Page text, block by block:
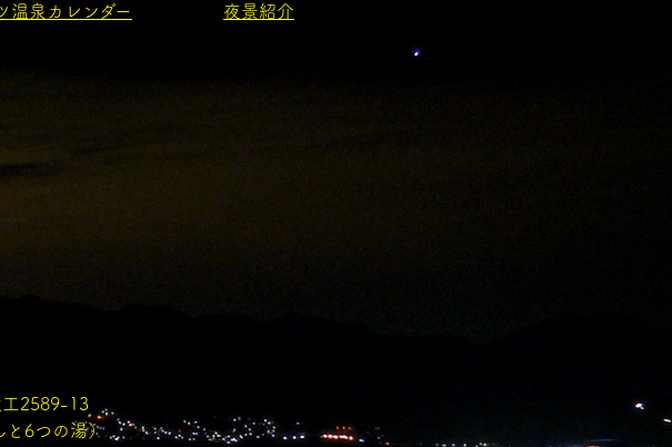
温泉カレンダー
夜景紹介
2589-13
と6つの湯）